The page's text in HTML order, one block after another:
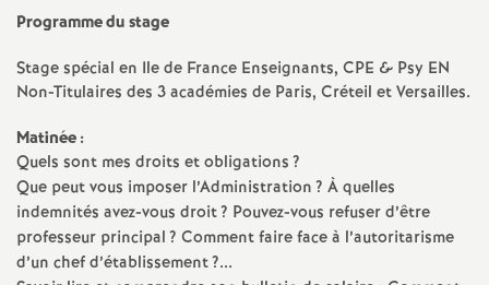
s
i
g
Programme du stage
Stage spécial en Ile de France Enseignants, CPE & Psy EN
Non-Titulaires des 3 académies de Paris, Créteil et Versailles.
Matinée :
Quels sont mes droits et obligations?
Que peut vous imposer l’Administration? À quelles
indemnités avez-vous droit? Pouvez-vous refuser d’être
professeur principal? Comment faire face à l’autoritarisme
d’un chef d’établissement?...